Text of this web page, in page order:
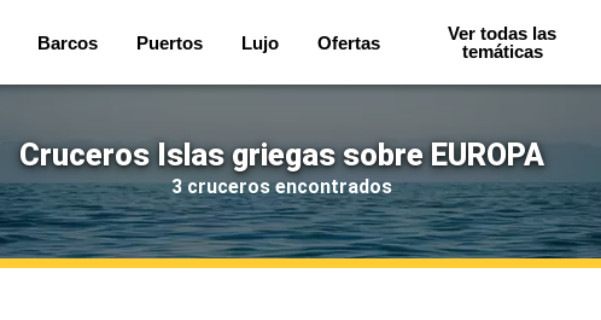
Barcos Puertos Lujo Ofertas
Ver todas las
temáticas
Cruceros Islas griegas sobre EUROPA
3 cruceros encontrados